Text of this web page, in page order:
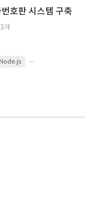
호판 시스템 구축
개
...